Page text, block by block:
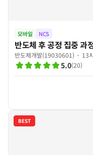
모바일 NCS
반도체 후 공정 집중 과
반도체개발(19030601) 13
5.0(20)
BEST